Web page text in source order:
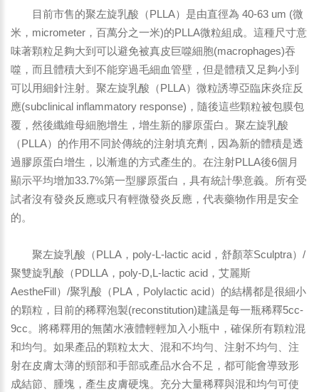
目前市售的聚左旋乳酸（PLLA）是由直徑為 40-63 um (微
米，micrometer，百萬分之一米)的PLLA微粒組成。這種尺寸意
味著顆粒足夠大到可以避免被真皮巨噬細胞(macrophages)吞
噬，而且體積大到不能穿過毛細血管壁，但是體積又足夠小到
可以用細針注射。聚左旋乳酸（PLLA）微粒誘導亞臨床炎症反
應(subclinical inflammatory response)，隨後這些顆粒被包膜包
覆，然後纖維母細胞增生，增生新的膠原蛋白。聚左旋乳酸
（PLLA）的作用不同於傳統的注射填充劑，因為新的體積是透
過膠原蛋白增生，以漸進的方式產生的。在注射PLLA後6個月
顯示平均增加33.7%第一型膠原蛋白，具有統計學意義。所有受
試者沒有發炎反應或只有輕微發炎反應，代表藥物作用是安全
的。
聚左旋乳酸（PLLA，poly-L-lactic acid，舒顏萃Sculptra）/
聚雙旋乳酸（PDLLA，poly-D,L-lactic acid，艾麗斯
AestheFill）/聚乳酸（PLA，Polylactic acid）的結構都是很細小
的顆粒，目前的稀釋泡製(reconstitution)建議是每一瓶稀釋5cc-
9cc。將稀釋用的無菌水液體輕輕加入小瓶中，確保所有顆粒混
和均勻。如果產品的顆粒太大、混和不均勻、注射不均勻、注
射在皮膚太薄的頸部和手部或產品水合不足，都可能會導致形
成結節、腫塊，產生皮膚硬塊。充分大量稀釋與混和均勻可使